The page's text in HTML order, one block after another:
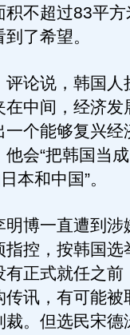
不超过83平方
了希望。
论说，韩国人
在中间，经济
个能够复兴经
会“把韩国当
本和中国”。
博一直遭到涉
控，按韩国选
正式就任之前
讯，有可能被
。但选民宋德